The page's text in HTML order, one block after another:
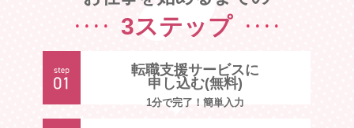
3ステップ
転職支援サービスに
申し込む(無料)
1分で完了！簡単入力